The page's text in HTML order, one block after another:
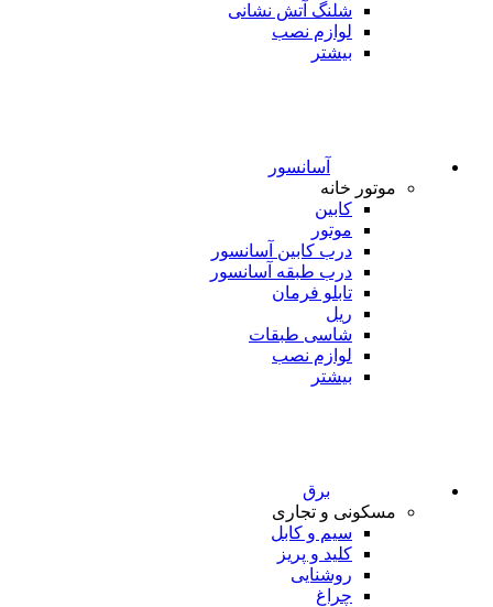
شلنگ آتش نشانی
لوازم نصب
بیشتر
آسانسور
موتور خانه
کابین
موتور
درب کابین آسانسور
درب طبقه آسانسور
تابلو فرمان
ریل
شاسی طبقات
لوازم نصب
بیشتر
برق
مسکونی و تجاری
سیم و کابل
کلید و پریز
روشنایی
چراغ